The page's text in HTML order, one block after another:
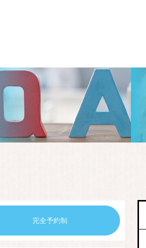
完全予約制